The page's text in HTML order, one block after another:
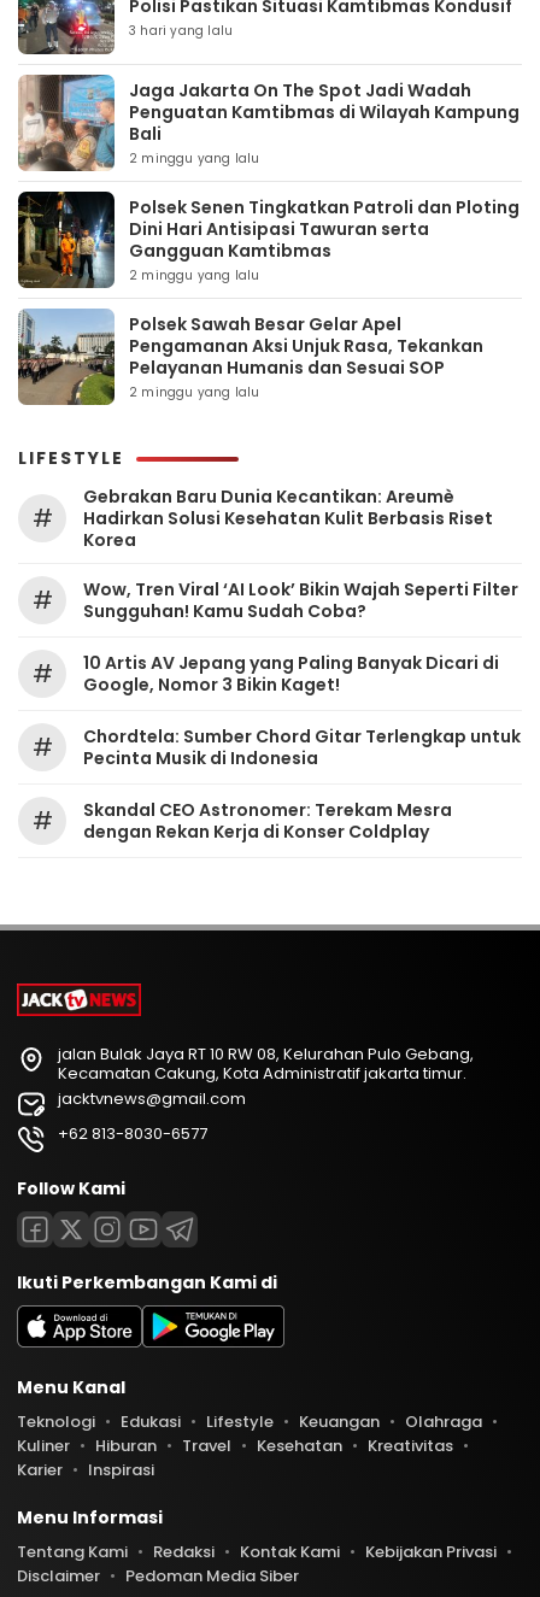
Polisi Pastikan Situasi Kamtibmas Kondusif
3 hari yang lalu
Jaga Jakarta On The Spot Jadi Wadah
Penguatan Kamtibmas di Wilayah Kampung
Bali
2 minggu yang lalu
Polsek Senen Tingkatkan Patroli dan Ploting
Dini Hari Antisipasi Tawuran serta
Gangguan Kamtibmas
2 minggu yang lalu
Polsek Sawah Besar Gelar Apel
Pengamanan Aksi Unjuk Rasa, Tekankan
Pelayanan Humanis dan Sesuai SOP
2 minggu yang lalu
LIFESTYLE
#
Gebrakan Baru Dunia Kecantikan: Areumè
Hadirkan Solusi Kesehatan Kulit Berbasis Riset
Korea
#
Wow, Tren Viral ‘AI Look’ Bikin Wajah Seperti Filter
Sungguhan! Kamu Sudah Coba?
#
10 Artis AV Jepang yang Paling Banyak Dicari di
Google, Nomor 3 Bikin Kaget!
#
Chordtela: Sumber Chord Gitar Terlengkap untuk
Pecinta Musik di Indonesia
#
Skandal CEO Astronomer: Terekam Mesra
dengan Rekan Kerja di Konser Coldplay
jalan Bulak Jaya RT 10 RW 08, Kelurahan Pulo Gebang,
Kecamatan Cakung, Kota Administratif jakarta timur.
jacktvnews@gmail.com
+62 813-8030-6577
Follow Kami
Ikuti Perkembangan Kami di
Menu Kanal
Teknologi Edukasi Lifestyle Keuangan
Olahraga
Kuliner
Hiburan Travel Kesehatan
Kreativitas
Karier
Inspirasi
Menu Informasi
Tentang Kami Redaksi Kontak Kami
Kebijakan Privasi
Disclaimer
Pedoman Media Siber